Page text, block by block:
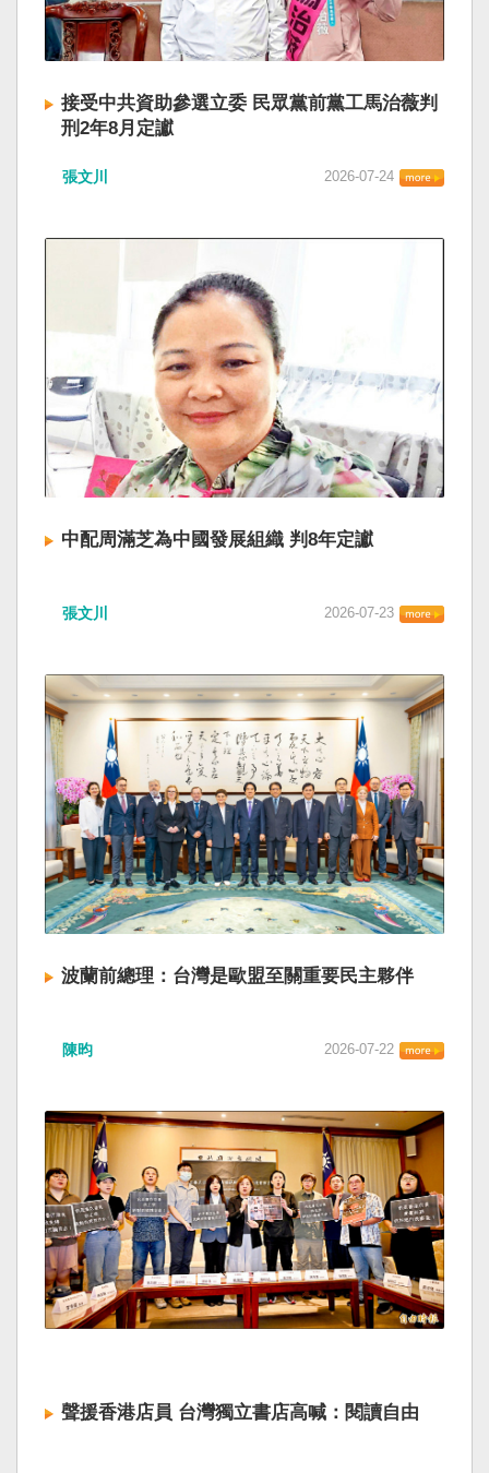
接受中共資助參選立委 民眾黨前黨工馬治薇判
刑2年8月定讞
張文川 2026-07-24
中配周滿芝為中國發展組織 判8年定讞
張文川 2026-07-23
波蘭前總理：台灣是歐盟至關重要民主夥伴
陳昀 2026-07-22
聲援香港店員 台灣獨立書店高喊：閱讀自由